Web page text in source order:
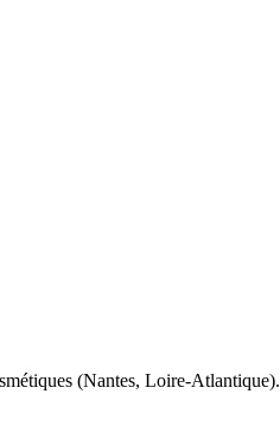
(Nantes, Loire-Atlantique).